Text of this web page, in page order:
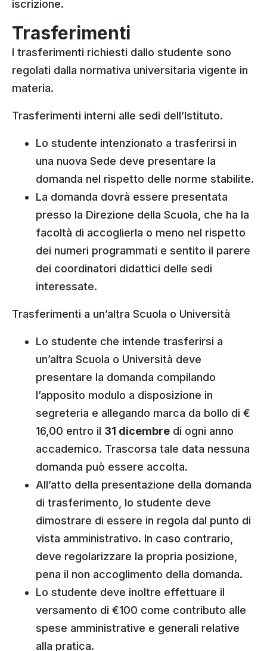
iscrizione.
Trasferimenti
I trasferimenti richiesti dallo studente sono
regolati dalla normativa universitaria vigente in
materia.
Trasferimenti interni alle sedi dell’Istituto.
Lo studente intenzionato a trasferirsi in
una nuova Sede deve presentare la
domanda nel rispetto delle norme stabilite.
La domanda dovrà essere presentata
presso la Direzione della Scuola, che ha la
facoltà di accoglierla o meno nel rispetto
dei numeri programmati e sentito il parere
dei coordinatori didattici delle sedi
interessate.
Trasferimenti a un’altra Scuola o Università
Lo studente che intende trasferirsi a
un’altra Scuola o Università deve
presentare la domanda compilando
l’apposito modulo a disposizione in
segreteria e allegando marca da bollo di €
16,00 entro il 31 dicembre di ogni anno
accademico. Trascorsa tale data nessuna
domanda può essere accolta.
All’atto della presentazione della domanda
di trasferimento, lo studente deve
dimostrare di essere in regola dal punto di
vista amministrativo. In caso contrario,
deve regolarizzare la propria posizione,
pena il non accoglimento della domanda.
Lo studente deve inoltre effettuare il
versamento di €100 come contributo alle
spese amministrative e generali relative
alla pratica.